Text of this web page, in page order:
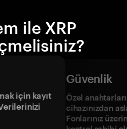
ile XRP
için kayıt
Güvenlik
Özel
cihazınızdan
Fonlarınız